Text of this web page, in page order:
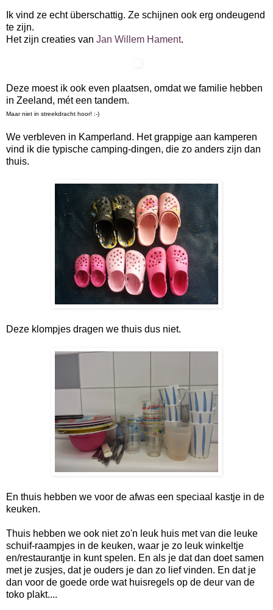
Ik vind ze echt überschattig. Ze schijnen ook erg ondeugend
te zijn.
Het zijn creaties van Jan Willem Hament.
Deze moest ik ook even plaatsen, omdat we familie hebben
in Zeeland, mét een tandem.
Maar niet in streekdracht hoor! :-)
We verbleven in Kamperland. Het grappige aan kamperen
vind ik die typische camping-dingen, die zo anders zijn dan
thuis.
Deze klompjes dragen we thuis dus niet.
En thuis hebben we voor de afwas een speciaal kastje in de
keuken.
Thuis hebben we ook niet zo'n leuk huis met van die leuke
schuif-raampjes in de keuken, waar je zo leuk winkeltje
en/restaurantje in kunt spelen. En als je dat dan doet samen
met je zusjes, dat je ouders je dan zo lief vinden. En dat je
dan voor de goede orde wat huisregels op de deur van de
toko plakt....